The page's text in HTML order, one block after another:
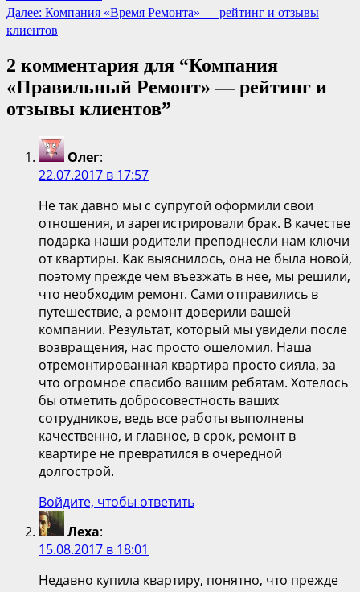
Далее: Компания «Время Ремонта» — рейтинг и отзывы
клиентов
2 комментария для “Компания
«Правильный Ремонт» — рейтинг и
отзывы клиентов”
Олег:
22.07.2017 в 17:57
Не так давно мы с супругой оформили свои
отношения, и зарегистрировали брак. В качестве
подарка наши родители преподнесли нам ключи
от квартиры. Как выяснилось, она не была новой,
поэтому прежде чем въезжать в нее, мы решили,
что необходим ремонт. Сами отправились в
путешествие, а ремонт доверили вашей
компании. Результат, который мы увидели после
возвращения, нас просто ошеломил. Наша
отремонтированная квартира просто сияла, за
что огромное спасибо вашим ребятам. Хотелось
бы отметить добросовестность ваших
сотрудников, ведь все работы выполнены
качественно, и главное, в срок, ремонт в
квартире не превратился в очередной
долгострой.
Войдите, чтобы ответить
Леха:
15.08.2017 в 18:01
Недавно купила квартиру, понятно, что прежде